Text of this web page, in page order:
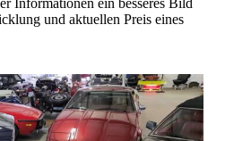
und aktuellen Preis eines